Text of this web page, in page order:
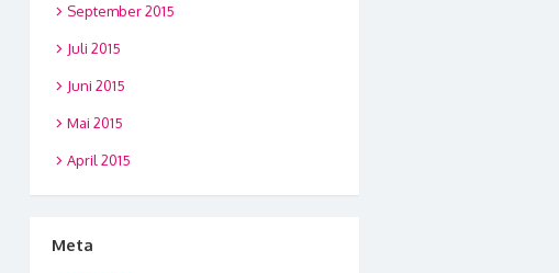
September 2015
Juli 2015
Juni 2015
Mai 2015
April 2015
Meta